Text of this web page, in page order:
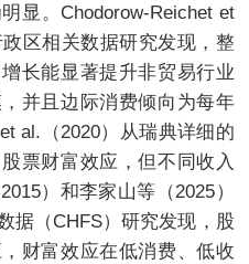
显。Chodorow-Reichet et
区相关数据研究发现，整
长能显著提升非贸易行业
并且边际消费倾向为每年
al.（2020）从瑞典详细的
票财富效应，但不同收入
）和李家山等（2025）
据（CHFS）研究发现，股
财富效应在低消费、低收